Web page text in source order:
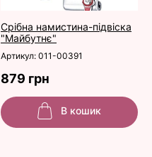
Срібна намистина-підвіска
"Майбутнє"
Артикул: 011-00391
879 грн
В кошик